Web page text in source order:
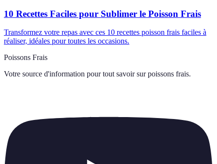
10 Recettes Faciles pour Sublimer le Poisson Frais
Transformez votre repas avec ces 10 recettes poisson frais faciles à
réaliser, idéales pour toutes les occasions.
Poissons Frais
Votre source d'information pour tout savoir sur poissons frais.